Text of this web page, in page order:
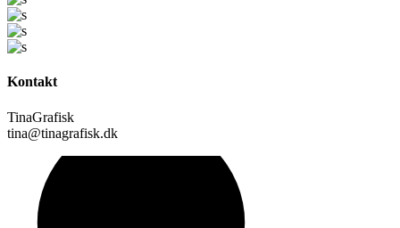
Kontakt
TinaGrafisk
tina@tinagrafisk.dk